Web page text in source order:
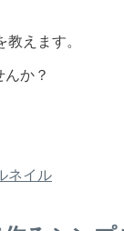
えます。
んか？